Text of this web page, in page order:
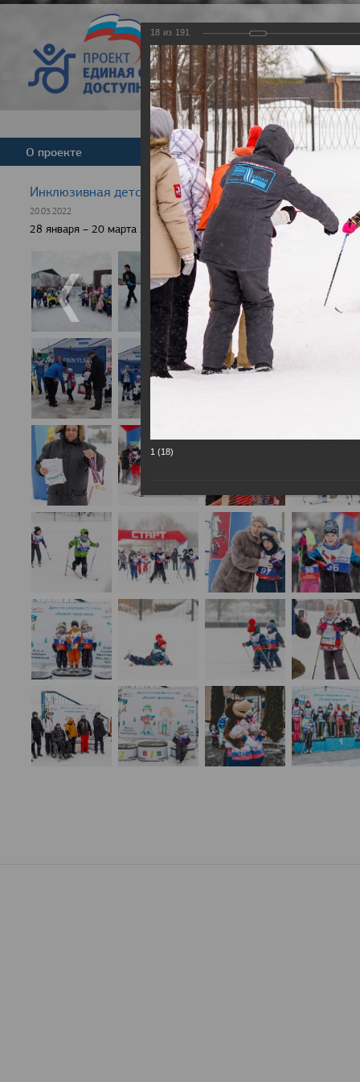
Версия для
О проекте Команда Новости
Инклюзивная детская гонка "Лыжня здоровья" 2022
20.03.2022
28 января – 20 марта 2022 г., 10 населенных пунктов России,
18 из 191
1 (18)